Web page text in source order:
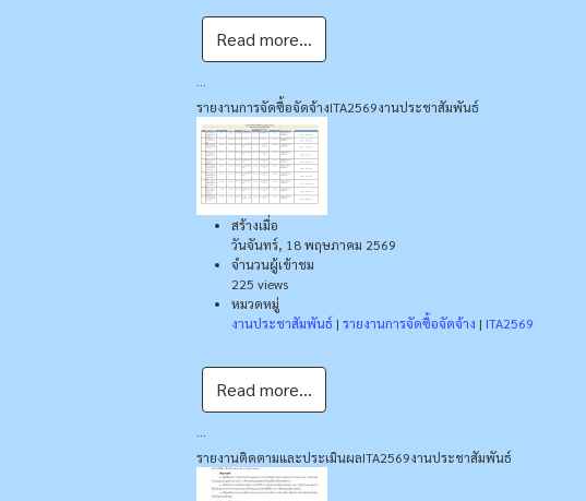
Read more...
รายงานการจัดซื้อจัดจ้างITA2569งานประชาสัมพันธ์
สร้างเมื่อ
วันจันทร์, 18 พฤษภาคม 2569
จำนวนผู้เข้าชม
225 views
หมวดหมู่
งานประชาสัมพันธ์ | รายงานการจัดซื้อจัดจ้าง | ITA2569
Read more...
รายงานติดตามและประเมินผลITA2569งานประชาสัมพันธ์